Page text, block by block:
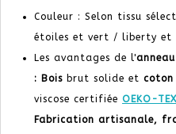
Couleur : Selon tissu
étoiles et vert / liberty et
Les avantages de l'
: Bois brut solide et coton
viscose certifiée OEKO-
Fabrication artisanale,